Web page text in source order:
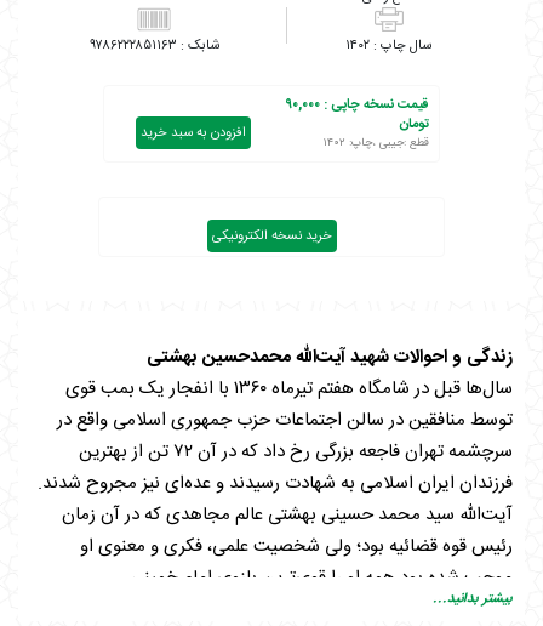
۱۴۰۲ ۹۷۸۶۲۲۲۸۵۱۱۶۳
قیمت نسخه چاپی :۹۰,۰۰۰
تومان
قطع :جیبی ،چاپ: ۱۴۰۲ افزودن به سبد خرید
خرید نسخه الکترونیکی
زندگی و احوالات شهید آیت‌الله محمدحسین بهشتی
سال‌ها قبل در شامگاه هفتم تیرماه ۱۳۶۰ با انفجار یک بمب قوی
توسط منافقین در سالن اجتماعات حزب جمهوری اسلامی واقع در
سرچشمه تهران فاجعه بزرگی رخ داد که در آن ۷۲ تن از بهترین
فرزندان ایران اسلامی به شهادت رسیدند و عده‌ای نیز مجروح شدند.
آیت‌الله سید محمد حسینی بهشتی عالم مجاهدی که در آن زمان
رئیس قوه قضائیه بود؛ ولی شخصیت علمی، فکری و معنوی او
موجب شده بود همه او را قوی‌ترین بازوی امام خمینی
بدانند. شخصیت کم نظیر آیت الله بهشتی و مدیریت و تدبیر او
بیشتر بدانید...